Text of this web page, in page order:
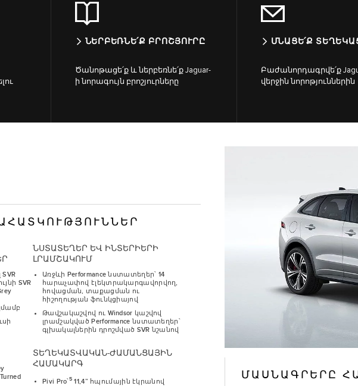
ՆԵՐԲԵՌՆԵ՛Ք ԲՐՈՇՅՈՒՐԸ
Ծանոթացե՛ք և ներբեռնե՛ք Jaguar-
ի նորագույն բրոշյուրները
ՄՆԱՑԵ՛Ք
Բաժանորդագրվե՛ք
վերջին նորոթյուններին
ՄԱՍՆԱԳՐԵՐԸ
SVR
ՆՍՏԱՏԵՂԵՐ ԵՎ ԻՆՏԵՐԻԵՐԻ
ԼՐԱՄՇԱԿՈՒՄ
Առջևի Performance նստատեղեր՝ 14
հարաչափով էլեկտրակարգավորվող,
հովացման, տաքացման ու
հիշողության ֆունկցիայով
Թավշակաշվով ու Windsor կաշվով
լրամշակված Performance նստատեղեր՝
գլխակալներին դրոշմված SVR նշանով
ՏԵՂԵԿԱՏՎԱԿԱՆ-ԺԱՄԱՆՑԱՅԻՆ
ՀԱՄԱԿԱՐԳ
Pivi Pro՝5 11,4” հպումային էկրանով